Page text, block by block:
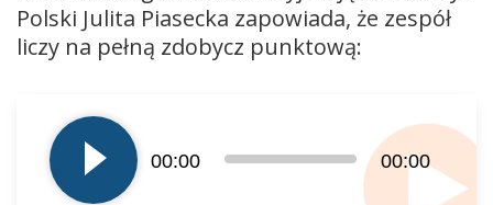
Polski Julita Piasecka zapowiada, że zespół
liczy na pełną zdobycz punktową:
plików
dźwiękowych
00:00 00:00